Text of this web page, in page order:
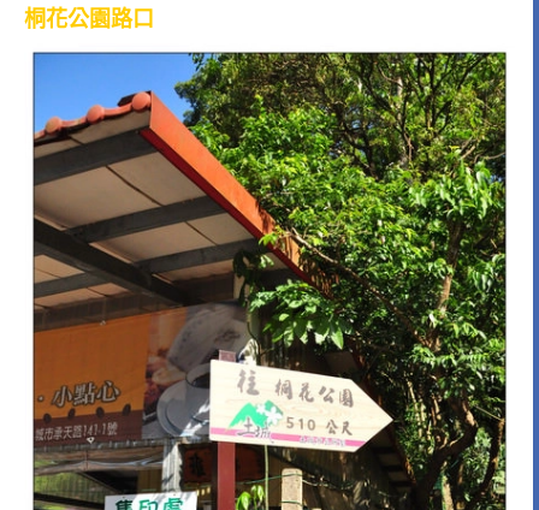
桐花公園路口